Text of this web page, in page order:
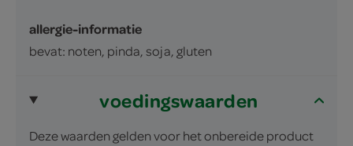
allergie-informatie
bevat: noten, pinda, soja, gluten
voedingswaarden
Deze waarden gelden voor het onbereide product